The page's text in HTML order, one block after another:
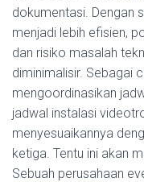
dokumentasi. Dengan
menjadi lebih efisien,
dan risiko masalah
diminimalisir. Sebagai
mengoordinasikan
jadwal instalasi
menyesuaikannya
ketiga. Tentu ini akan
Sebuah perusahaan